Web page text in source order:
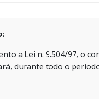
a Lei n. 9.504/97, o
durante todo o